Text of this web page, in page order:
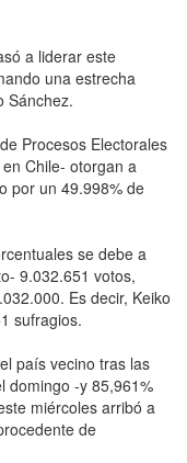
a liderar este
una estrecha
Sánchez.
Procesos Electorales
Chile- otorgan a
por un 49.998% de
se debe a
9.032.651 votos,
Es decir, Keiko
sufragios.
país vecino tras las
domingo -y 85,961%
miércoles arribó a
de